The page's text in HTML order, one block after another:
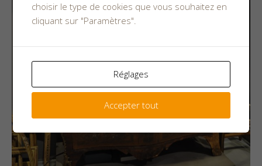
choisir le type de cookies que vous souhaitez en
cliquant sur "Paramètres".
Réglages
Accepter tout